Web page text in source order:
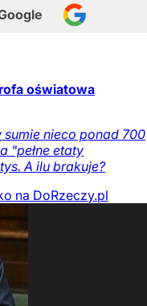
oświatowa
sumie nieco ponad 700
"pełne etaty
A ilu brakuje?
na DoRzeczy.pl